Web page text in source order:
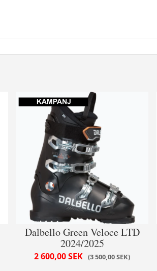
Dalbello Green Veloce LTD
2024/2025
3 500,00 SEK
2 600,00 SEK